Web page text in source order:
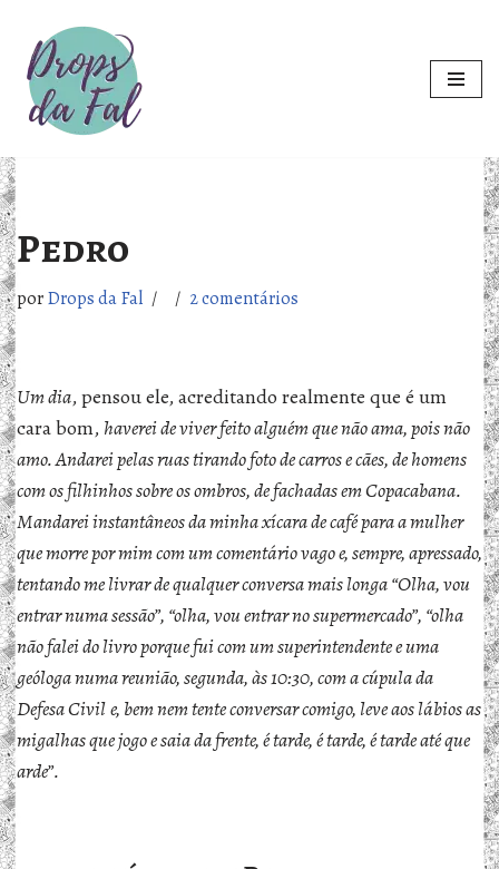
Pular
para
Pedro
porDrops da Fal 2 comentários
Um dia, pensou ele, acreditando realmente que é um
cara bom, haverei de viver feito alguém que não ama, pois não
amo. Andarei pelas ruas tirando foto de carros e cães, de homens
com os filhinhos sobre os ombros, de fachadas em Copacabana.
Mandarei instantâneos da minha xícara de café para a mulher
que morre por mim com um comentário vago e, sempre, apressado,
tentando me livrar de qualquer conversa mais longa “Olha, vou
entrar numa sessão”, “olha, vou entrar no supermercado”, “olha
não falei do livro porque fui com um superintendente e uma
geóloga numa reunião, segunda, às 10:30, com a cúpula da
Defesa Civile, bem nem tente conversar comigo, leve aos lábios as
migalhas que jogo e saia da frente, é tarde, é tarde, é tarde até que
arde”.